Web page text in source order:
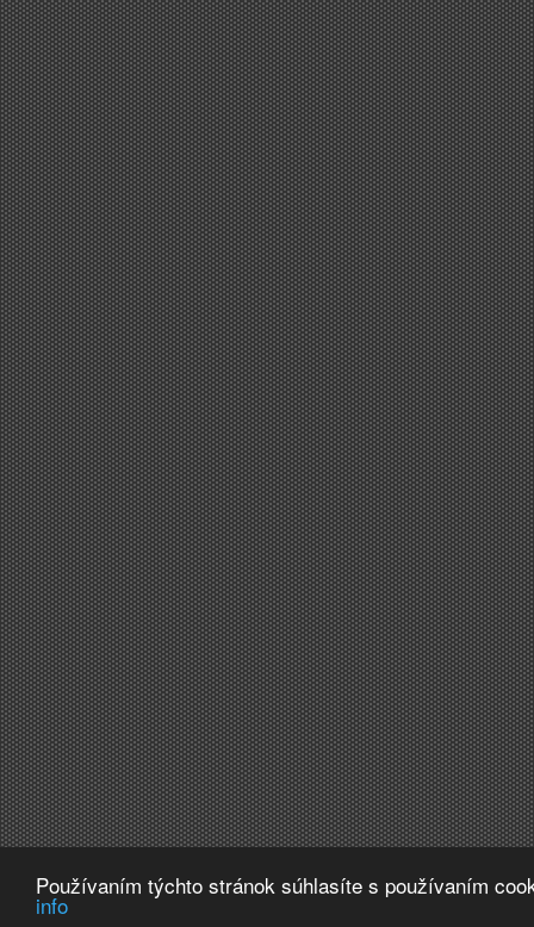
Používaním týchto stránok súhlasíte s používaním
info